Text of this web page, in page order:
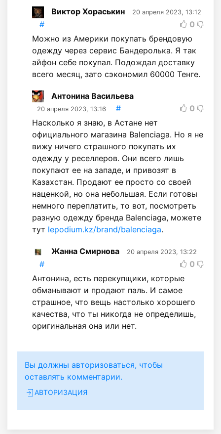
Виктор Хораськин 20 апреля 2023, 13:12
#
0
Можно из Америки покупать брендовую
одежду через сервис Бандеролька. Я так
айфон себе покупал. Подождал доставку
всего месяц, зато сэкономил 60000 Тенге.
Антонина Васильева
20 апреля 2023, 13:16 #
0
Насколько я знаю, в Астане нет
официального магазина Balenciaga. Но я не
вижу ничего страшного покупать их
одежду у реселлеров. Они всего лишь
покупают ее на западе, и привозят в
Казахстан. Продают ее просто со своей
наценкой, но она небольшая. Если готовы
немного переплатить, то вот, посмотреть
разную одежду бренда Balenciaga, можете
тут lepodium.kz/brand/balenciaga.
Жанна Смирнова 20 апреля 2023, 13:22
#
0
Антонина, есть перекупщики, которые
обманывают и продают паль. И самое
страшное, что вещь настолько хорошего
качества, что ты никогда не определишь,
оригинальная она или нет.
Вы должны авторизоваться, чтобы
оставлять комментарии.
АВТОРИЗАЦИЯ